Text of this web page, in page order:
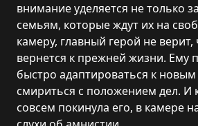
внимание уделяется не только
семьям, которые ждут их на
камеру, главный герой не
вернется к прежней жизни. Ему
быстро адаптироваться к
смириться с положением дел. И
совсем покинула его, в камере